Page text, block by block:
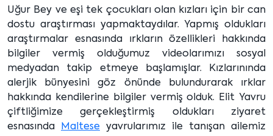
Uğur Bey ve eşi tek çocukları olan kızları için bir can
dostu araştırması yapmaktaydılar. Yapmış oldukları
araştırmalar esnasında ırkların özellikleri hakkında
bilgiler vermiş olduğumuz videolarımızı sosyal
medyadan takip etmeye başlamışlar. Kızlarınında
alerjik bünyesini göz önünde bulundurarak ırklar
hakkında kendilerine bilgiler vermiş olduk. Elit Yavru
çiftliğimize gerçekleştirmiş oldukları ziyaret
esnasında
Maltese yavrularımız ile tanışan ailemiz